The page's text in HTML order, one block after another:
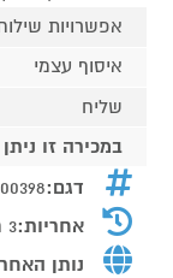
אפשרויות
איסוף עצמי
שליח
במכירה זו ניתן לרכוש עד
דגם:
אחריות:3 חודשי אחריות
נותן